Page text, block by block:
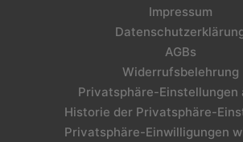
Impressum
AGBs
Widerrufsbelehrung
Privatsphäre-Einstellungen
Historie der Privatsphäre-
Privatsphäre-Einwilligungen